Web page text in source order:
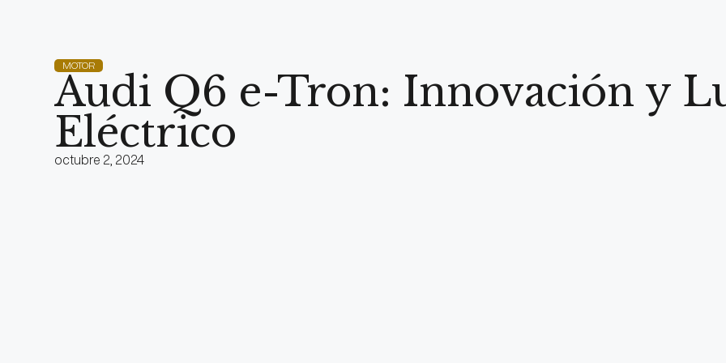
MOTOR
Audi Q6 e-Tron: Innovación y
Eléctrico
octubre 2, 2024